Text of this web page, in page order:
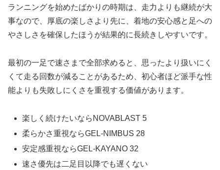
ランニングを始めたばかりの時期は、走力よりも継続が大
事なので、厚底の楽しさより先に、着地の安心感と足への
やさしさを確保したほうが結果的に長続きしやすいです。
最初の一足で速さまで全部求めると、思ったより扱いにく
くて走る回数が減ることがあるため、初心者ほど派手な性
能よりも失敗しにくさを重視する価値があります。
楽しく続けたいならNOVABLAST 5
柔らかさ重視ならGEL-NIMBUS 28
安定感重視ならGEL-KAYANO 32
速さ優先は二足目以降でも遅くない